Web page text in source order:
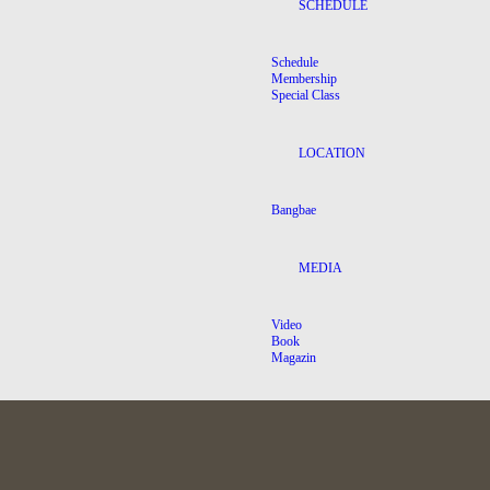
SCHEDULE
Schedule
Membership
Special Class
LOCATION
Bangbae
MEDIA
Video
Book
Magazin